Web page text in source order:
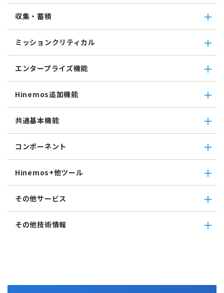
カスタムトラップ監視
カスタム監視
バイナリファイル監視
収集値統合監視
ログ件数監視
システムログ監視
JMX監視
SQL監視
SNMPTRAP監視
SNMP監視
HTTPシナリオ監視
Hinemosエージェント監視
Windowsイベント監視
サービス・ポート監視
リソース監視
プロセス監視
ジョブ機能全般について
コマンドジョブ
ファイル転送ジョブ
参照ジョブ
環境構築機能
実行契機
ファイルチェックジョブ
監視ジョブ
承認ジョブ
収集・蓄積
転送
ダウンロード
検索
蓄積
収集
ミッションクリティカル
ミッションクリティカル（Linux）
ミッションクリティカル（Windows）
エンタープライズ機能
インシデント管理連携ツール
Grafana
ユーティリティ機能
レポーティング
ノードマップ
Hinemos追加機能
Hinemosインシデントダッシュボード
メッセージフィルタ
Hinemosセキュリティオプション
共通基本機能
セルフチェック
メンテナンス
通知
アカウント
カレンダ
コンポーネント
Hinemosエージェント
Hinemosクライアント
Hinemosマネージャ
Hinemos+他ツール
google apps
teams
slack
その他サービス
CloudGate UNO
その他技術情報